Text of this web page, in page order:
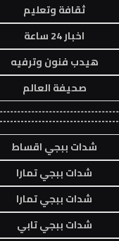
ثقافة وتعليم
اخبار 24 ساعة
هيدب فنون وترفيه
صحيفة العالم
شدات ببجي اقساط
شدات ببجي تمارا
شدات ببجي تمارا
شدات ببجي تابي